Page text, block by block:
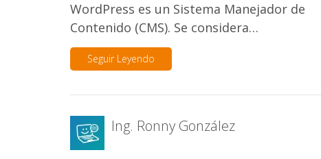
WordPress es un Sistema Manejador de
Contenido (CMS). Se considera…
Seguir Leyendo
Ing. Ronny González